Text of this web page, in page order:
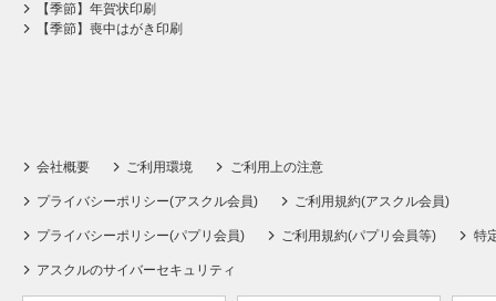
【季節】年賀状印刷
【季節】喪中はがき印刷
会社概要 ご利用環境 ご利用上の注意
プライバシーポリシー(アスクル会員) ご利用規約(アスクル会員)
プライバシーポリシー(パプリ会員) ご利用規約(パプリ会員等) 特
アスクルのサイバーセキュリティ